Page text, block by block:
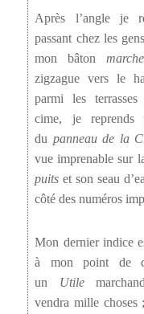
Après l’angle je
passant chez les
mon bâton marche
zigzague vers le
parmi les
cime, je
du panneau de la
vue imprenable sur
puits et son seau
côté des numéros
Mon dernier indice
à mon point de
un Utile
vendra mille choses